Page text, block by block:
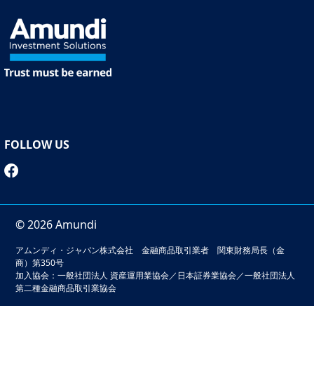
CPF：年金は積立方式で3種
類
す。「医療」「年金」「住宅購入」
制的ともいえる預金口座があるため、シンガポール人は将
来のことをあまり悲観していないようです。日本にいる私
CPFのシステムは、毎月、
出します
（例：55歳以下、毎月750シンガポールドル（約
81,000円）以上拠出の場合
※
昇傾向にあるため、拠出額の上限は現在の月額6,000シン
ガポールドル（約65万2000円）から2026年にかけて8,000
FOLLOW US
© 2026 Amundi
アムンディ・ジャパン株式会社 金融商品取引業者 関東財務局長（金
商）第350号
加入協会：一般社団法人 資産運用業協会／日本証券業協会／一般社団法人
第二種金融商品取引業協会